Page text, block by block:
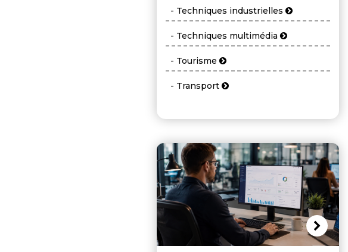
- Techniques industrielles
- Techniques multimédia
- Tourisme
- Transport